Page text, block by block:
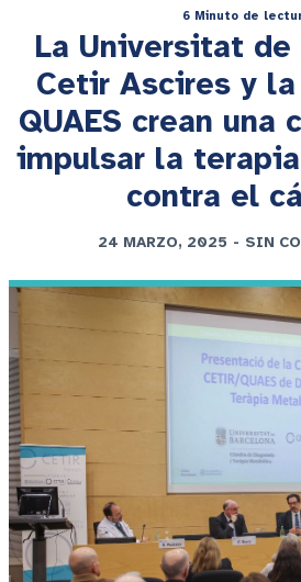
6 Minuto de
La Universitat de
Cetir Ascires y la
QUAES crean una
impulsar la
contra el
24 MARZO, 2025 - SIN